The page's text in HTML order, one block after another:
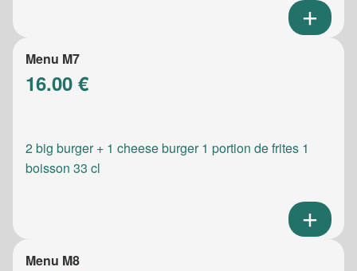
Menu M7
16.00 €
2 big burger + 1 cheese burger 1 portion de frites 1
boisson 33 cl
Menu M8